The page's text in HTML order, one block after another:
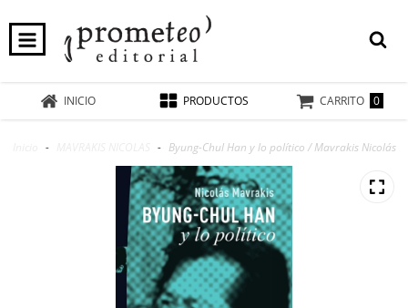
INICIO PRODUCTOS CARRITO 0
- - Byung-Chul Han y lo político / Mavrakis Nicolás